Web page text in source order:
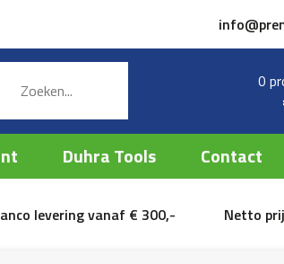
0
Duhra Tools Contact
levering vanaf € 300,- Netto